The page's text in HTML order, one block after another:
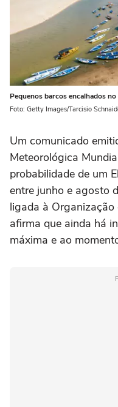
Pequenos barcos encalhados
Foto: Getty Images/Tarcisio
Um comunicado
Meteorológica
probabilidade de um
entre junho e agosto
ligada à
afirma que ainda há
máxima e ao